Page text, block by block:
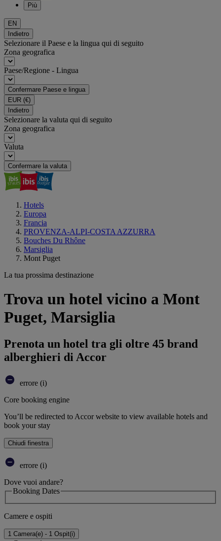
Più
EN
Indietro
Selezionare il Paese e la lingua qui di seguito
Zona geografica
Paese/Regione - Lingua
Confermare Paese e lingua
EUR (€)
Indietro
Selezionare la valuta qui di seguito
Zona geografica
Valuta
Confermare la valuta
Hotels
Europa
Francia
PROVENZA-ALPI-COSTA AZZURRA
Bouches Du Rhône
Marsiglia
Mont Puget
La tua prossima destinazione
Trova un hotel vicino a Mont
Puget, Marsiglia
Prenota un hotel tra gli oltre 45 brand
alberghieri di Accor
errore (i)
Core booking engine
You’ll be redirected to Accor website to view available hotels and
book your stay
Chiudi finestra
errore (i)
Dove vuoi andare?
Booking Dates
Camere e ospiti
1 Camera(e) - 1 Ospit(i)